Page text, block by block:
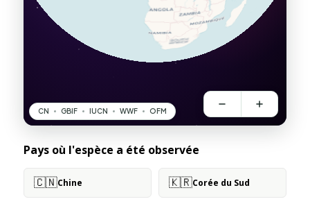
Pays où l'espèce a été observée
🇨🇳Chine 🇰🇷Corée du Sud